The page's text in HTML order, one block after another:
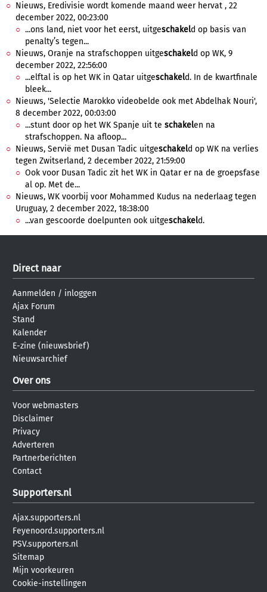
Nieuws, Eredivisie wordt komende maand weer hervat , 22
december 2022, 00:23:00
...ons land, niet voor het eerst, uitgeschakeld op basis van
penalty’s tegen...
Nieuws, Oranje na strafschoppen uitgeschakeld op WK, 9
december 2022, 22:56:00
...elftal is op het WK in Qatar uitgeschakeld. In de kwartfinale
bleek...
Nieuws, 'Selectie Marokko videobelde ook met Abdelhak Nouri',
8 december 2022, 00:03:00
...stunt door op het WK Spanje uit te schakelen na
strafschoppen. Na afloop...
Nieuws, Servië met Dusan Tadic uitgeschakeld op WK na verlies
tegen Zwitserland, 2 december 2022, 21:59:00
Ook voor Dusan Tadic zit het WK in Qatar er na de groepsfase
al op. Met de...
Nieuws, WK voorbij voor Mohammed Kudus na nederlaag tegen
Uruguay, 2 december 2022, 18:38:00
...van gescoorde doelpunten ook uitgeschakeld.
Direct naar
Aanmelden / inloggen
Ajax Forum
Stand
Kalender
E-zine (nieuwsbrief)
Nieuwsarchief
Over ons
Voor webmasters
Disclaimer
Privacy
Adverteren
Partnerberichten
Contact
Supporters.nl
Ajax.supporters.nl
Feyenoord.supporters.nl
PSV.supporters.nl
Sitemap
Mijn voorkeuren
Cookie-instellingen